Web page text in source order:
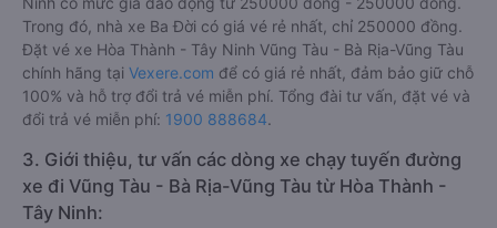
Trong đó, nhà xe Ba Đời có giá vé rẻ nhất, chỉ 250000 đồng.
Đặt vé xe Hòa Thành - Tây Ninh Vũng Tàu - Bà Rịa-Vũng Tàu
chính hãng tại Vexere.com để có giá rẻ nhất, đảm bảo giữ chỗ
100% và hỗ trợ đổi trả vé miễn phí. Tổng đài tư vấn, đặt vé và
đổi trả vé miễn phí: 1900 888684.
3. Giới thiệu, tư vấn các dòng xe chạy tuyến đường
xe đi Vũng Tàu - Bà Rịa-Vũng Tàu từ Hòa Thành -
Tây Ninh: